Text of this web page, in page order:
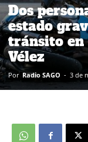
Dos
estado
tránsito en
Vélez
Por Radio SAGO - 3 de